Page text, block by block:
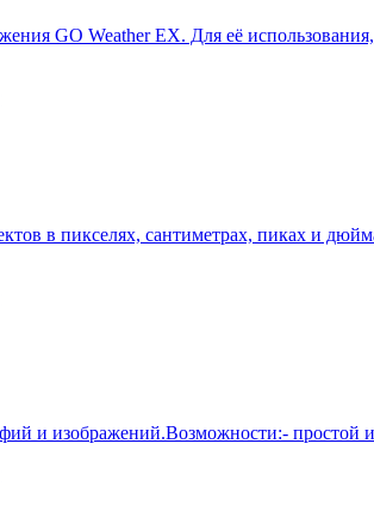
GO Weather EX. Для её
в пикселях, сантиметрах, пиках и
и изображений.Возможности:-